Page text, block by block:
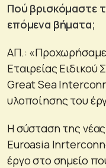
Πού βρισκόμαστε
επόμενα βήματα;
ΑΠ.:
Εταιρείας
Great Sea
υλοποίησης του
H σύσταση της
Euroasia
έργο στο σημείο